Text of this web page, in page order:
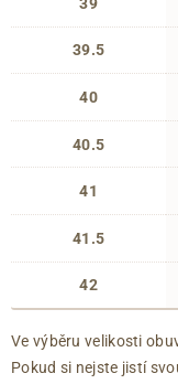
39.5
40
40.5
41
41.5
42
Ve výběru velikosti
Pokud si nejste jistí